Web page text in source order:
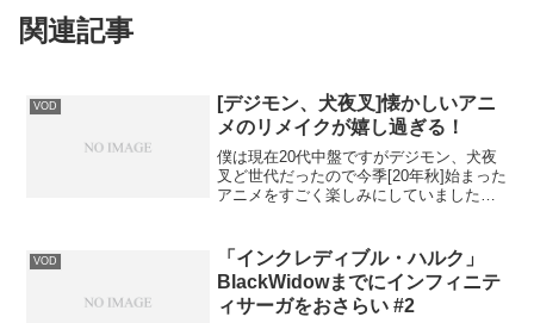
関連記事
VOD
[デジモン、犬夜叉]懐かしいアニ
メのリメイクが嬉し過ぎる！
僕は現在20代中盤ですがデジモン、犬夜
叉ど世代だったので今季[20年秋]始まった
アニメをすごく楽しみにしていました！
多いですね！ブームなのかな？特に僕が
気になっているのは「デジモン」「半妖
の夜叉姫」「ダイの大冒険」ですね！
VOD
「インクレディブル・ハルク」
BlackWidowまでにインフィニテ
ィサーガをおさらい #2